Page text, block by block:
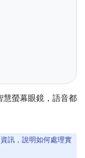
慧螢幕眼鏡，語音都
訊，說明如何處理實